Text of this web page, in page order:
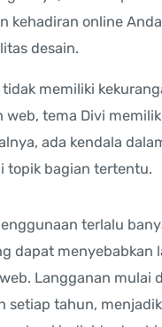
kehadiran online
desain.
tidak memiliki
web, tema Divi
ada kendala
topik bagian tertentu.
terlalu
dapat menyebabkan
Langganan mulai
setiap tahun,